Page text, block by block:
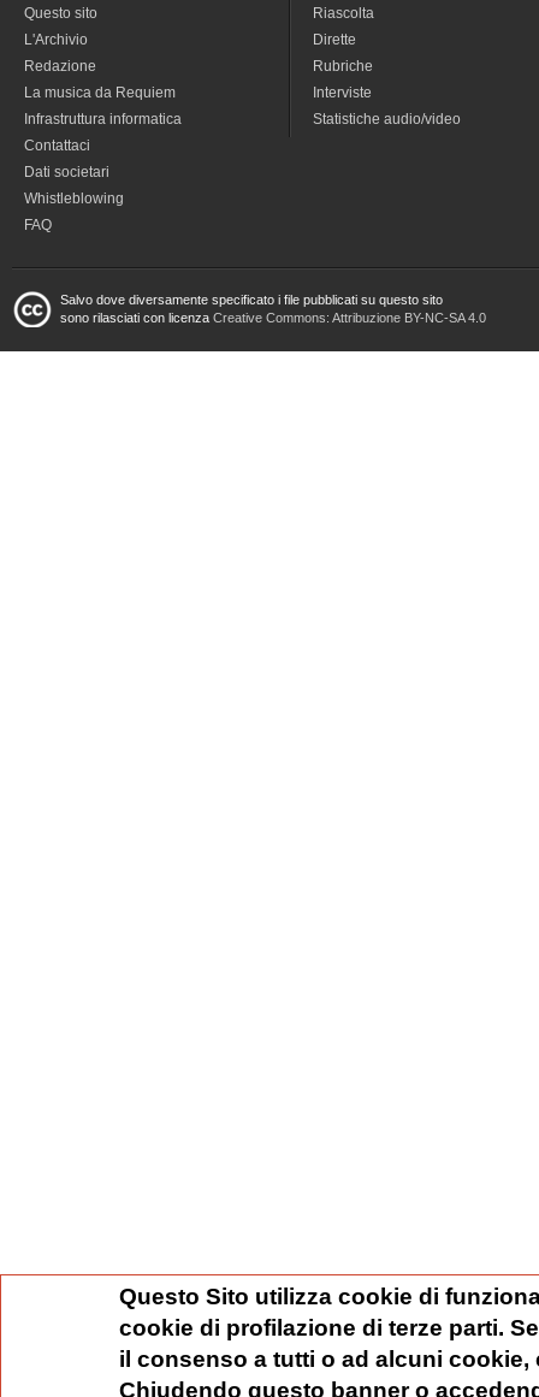
Questo sito
L'Archivio
Redazione
La musica da Requiem
Infrastruttura informatica
Contattaci
Dati societari
Whistleblowing
FAQ
Riascolta
Dirette
Rubriche
Interviste
Statistiche audio/video
Salvo dove diversamente specificato i file pubblicati su questo sito
sono rilasciati con licenza Creative Commons: Attribuzione BY-NC-SA 4.0
Questo Sito utilizza cookie di
cookie di profilazione di terze parti.
il consenso a tutti o ad alcuni
Chiudendo questo banner o